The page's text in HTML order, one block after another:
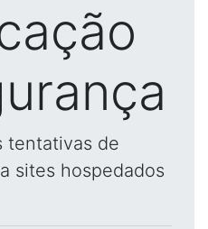
tentativas de
sites hospedados